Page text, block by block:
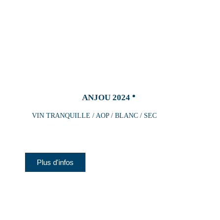
ANJOU 2024
VIN TRANQUILLE / AOP / BLANC / SEC
Plus d'infos